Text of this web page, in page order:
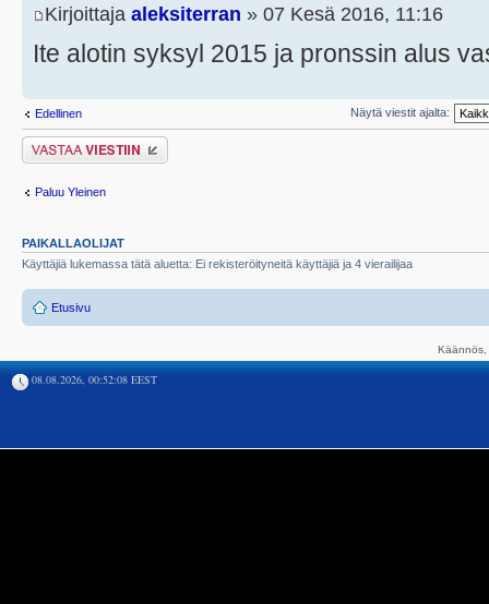
Kirjoittaja aleksiterran » 07 Kesä 2016, 11:16
Ite alotin syksyl 2015 ja pronssin alus
Edellinen Näytä viestit ajalta:
Lähetä vastaus
Paluu Yleinen
PAIKALLAOLIJAT
Käyttäjiä lukemassa tätä aluetta: Ei rekisteröityneitä käyttäjiä ja 4 vierailijaa
Etusivu
08.08.2026, 00:52:08 EEST